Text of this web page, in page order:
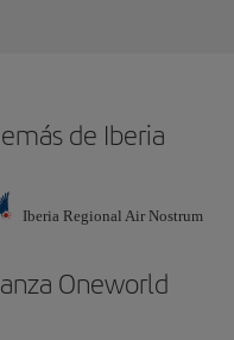
de Iberia
Iberia Regional Air Nostrum
Oneworld